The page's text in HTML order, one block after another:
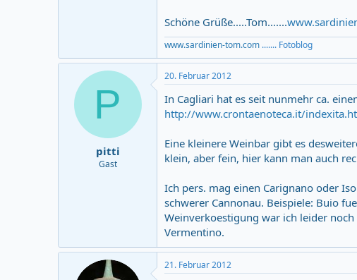
Schöne Grüße.....Tom.......
www.sardinien-tom.com ....... Fotoblog
P
pitti
Gast
20. Februar 2012
In Cagliari hat es seit nunmehr ca.
http://www.crontaenoteca.it/
Eine kleinere Weinbar gibt es
klein, aber fein, hier kann man auch
Ich pers. mag einen Carignano oder
schwerer Cannonau. Beispiele: Buio
Weinverkoestigung war ich leider
Vermentino.
21. Februar 2012